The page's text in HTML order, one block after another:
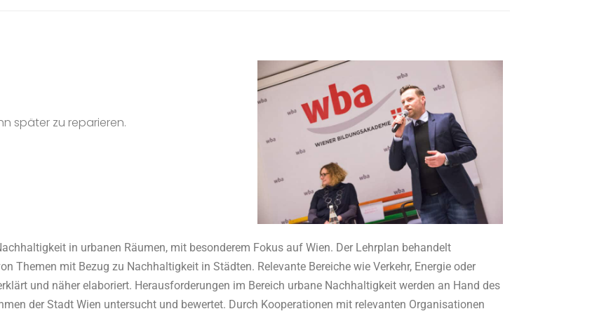
später zu reparieren.
in urbanen Räumen, mit besonderem Fokus auf Wien. Der Lehrplan behandelt
Themen mit Bezug zu Nachhaltigkeit in Städten. Relevante Bereiche wie Verkehr, Energie oder
und näher elaboriert. Herausforderungen im Bereich urbane Nachhaltigkeit werden an Hand des
der Stadt Wien untersucht und bewertet. Durch Kooperationen mit relevanten Organisationen